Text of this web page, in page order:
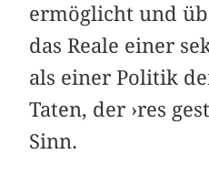
ermöglicht und
das Reale einer
als einer Politik
Taten, der ›res
Sinn.